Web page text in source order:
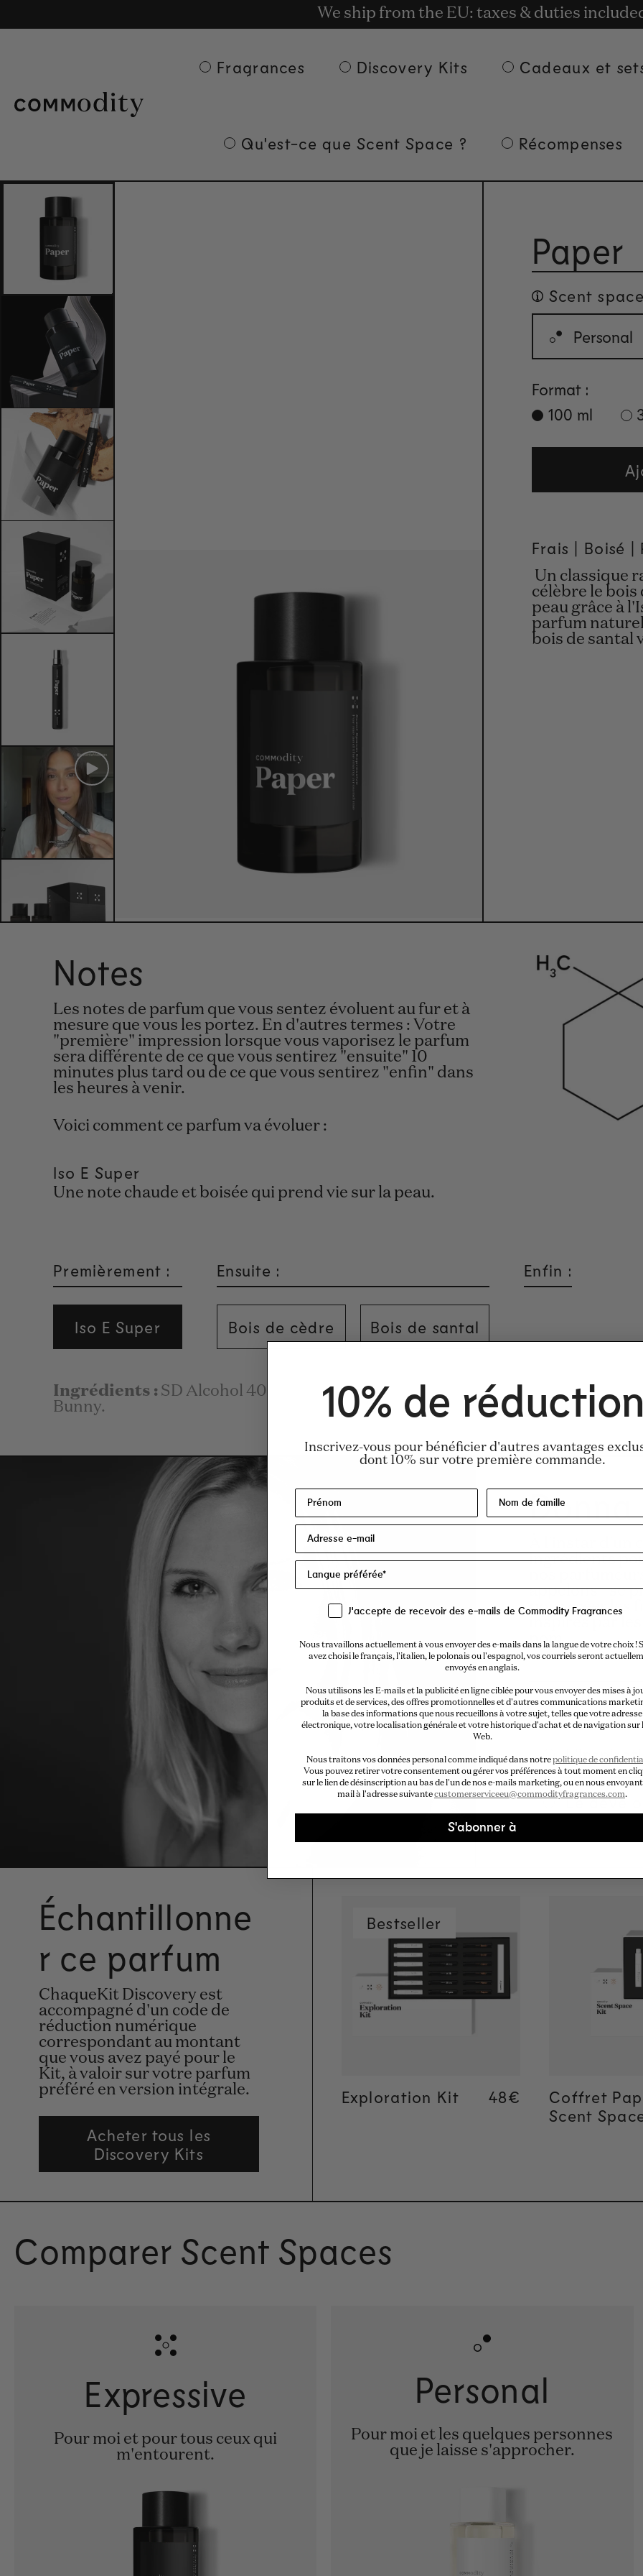
Livraison gratuite à partir de 135 € d'achat.
We ship from the EU: taxes & duties
Get rewards for shopping with
Fragrances Discovery Kits Cadeaux et
Qu'est-ce que Scent Space ? Récompenses
Paper
Scent
Personal
Format :
100 ml
Frais | Boisé |
Un classique
célèbre le
peau grâce à
parfum
bois de santal
Notes
Les notes de parfum que vous sentez évoluent au fur et à
mesure que vous les portez. En d'autres termes : Votre
"première" impression lorsque vous vaporisez le parfum
sera différente de ce que vous sentirez "ensuite" 10
minutes plus tard ou de ce que vous sentirez "enfin" dans
les heures à venir.
Voici comment ce parfum va évoluer :
Iso E Super
Une note chaude et boisée qui prend vie sur la peau.
Premièrement :
Iso E Super
Ensuite :
Bois de cèdre Bois de santal
Enfin :
Ingrédients : SD Alcohol 40-B (Alcohol Denat.), Parfum/Fragrance, Aqua/
Bunny.
Donna
À l'instar d'un
ingrédients
nos
appelons - se
pour créer les
inspirés par
nom.
Le nez
Le
Échantillonne
r ce parfum
ChaqueKit Discovery est
accompagné d'un code de
réduction numérique
correspondant au montant
que vous avez payé pour le
Kit, à valoir sur votre parfum
préféré en version intégrale.
Acheter tous les
Discovery Kits
Bestseller
Exploration Kit Regular price
48€
Regular price
48€
Coffret
Scent
Comparer Scent Spaces
Expressive
Pour moi et pour tous ceux qui
m'entourent.
Personal
Pour moi et les quelques personnes
que je laisse s'approcher.
10% de réduction
Inscrivez-vous pour bénéficier d'autres avantages
dont 10% sur votre première commande.
J'accepte de recevoir des e-mails de Commodity Fragrances
Nous travaillons actuellement à vous envoyer des e-mails dans la langue de votre choix !
avez choisi le français, l'italien, le polonais ou l'espagnol, vos courriels seront
envoyés en anglais.
Nous utilisons les E-mails et la publicité en ligne ciblée pour vous envoyer des mises à
produits et de services, des offres promotionnelles et d'autres communications
la base des informations que nous recueillons à votre sujet, telles que votre adresse
électronique, votre localisation générale et votre historique d'achat et de navigation sur
Web.
Nous traitons vos données personal comme indiqué dans notrepolitique de
Vous pouvez retirer votre consentement ou gérer vos préférences à tout moment en
sur le lien de désinscription au bas de l'un de nos e-mails marketing, ou en nous envoyant
mail à l'adresse suivantecustomerserviceeu@commodityfragrances.com.
S'abonner à